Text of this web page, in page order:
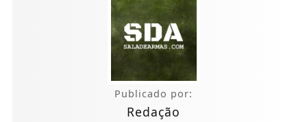
Publicado por:
Redação